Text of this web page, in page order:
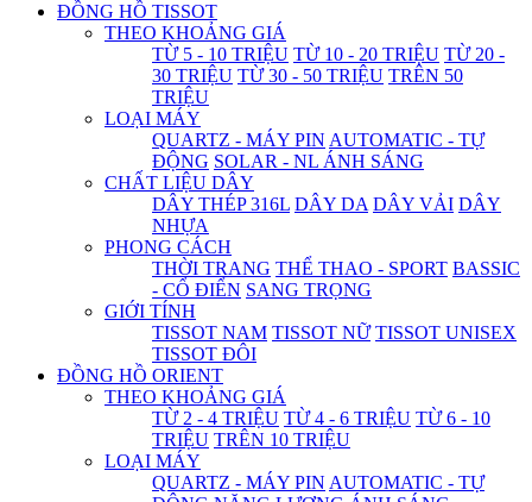
ĐỒNG HỒ TISSOT
THEO KHOẢNG GIÁ
TỪ 5 - 10 TRIỆU TỪ 10 - 20 TRIỆU TỪ 20 -
30 TRIỆU TỪ 30 - 50 TRIỆU TRÊN 50
TRIỆU
LOẠI MÁY
QUARTZ - MÁY PIN AUTOMATIC - TỰ
ĐỘNG SOLAR - NL ÁNH SÁNG
CHẤT LIỆU DÂY
DÂY THÉP 316L DÂY DA DÂY VẢI DÂY
NHỰA
PHONG CÁCH
THỜI TRANG THỂ THAO - SPORT BASSIC
- CỔ ĐIỂN SANG TRỌNG
GIỚI TÍNH
TISSOT NAM TISSOT NỮ TISSOT UNISEX
TISSOT ĐÔI
ĐỒNG HỒ ORIENT
THEO KHOẢNG GIÁ
TỪ 2 - 4 TRIỆU TỪ 4 - 6 TRIỆU TỪ 6 - 10
TRIỆU TRÊN 10 TRIỆU
LOẠI MÁY
QUARTZ - MÁY PIN AUTOMATIC - TỰ